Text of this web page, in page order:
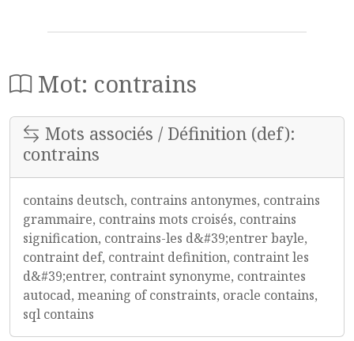
Mot: contrains
Mots associés / Définition (def):
contrains
contains deutsch, contrains antonymes, contrains
grammaire, contrains mots croisés, contrains
signification, contrains-les d&#39;entrer bayle,
contraint def, contraint definition, contraint les
d&#39;entrer, contraint synonyme, contraintes
autocad, meaning of constraints, oracle contains,
sql contains